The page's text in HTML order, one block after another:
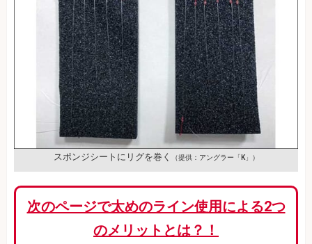
スポンジシートにリグを巻く （提供：アングラー「K」）
次のページで太めのライン使用による2つ
のメリットとは？！